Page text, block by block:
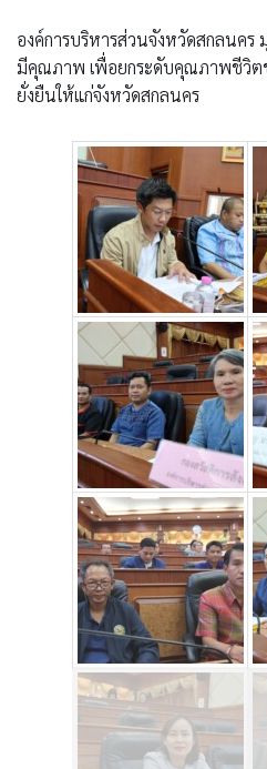
องค์การบริหารส่วนจังหวัดสกลนค
มีคุณภาพ เพื่อยกระดับคุณภาพชีวิต
ยั่งยืนให้แก่จังหวัดสกลนคร